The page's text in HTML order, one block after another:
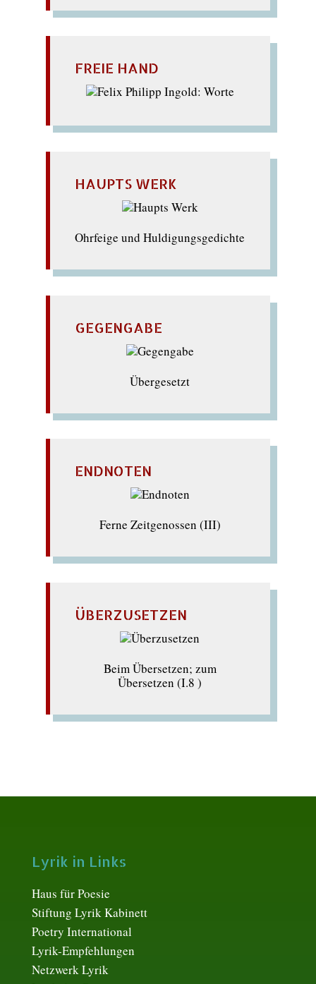
FREIE HAND
HAUPTS WERK
Ohrfeige und Huldigungsgedichte
GEGENGABE
Übergesetzt
ENDNOTEN
Ferne Zeitgenossen (III)
ÜBERZUSETZEN
Beim Übersetzen; zum
Übersetzen (I.8 )
Lyrik in Links
Haus für Poesie
Stiftung Lyrik Kabinett
Poetry International
Lyrik-Empfehlungen
Netzwerk Lyrik